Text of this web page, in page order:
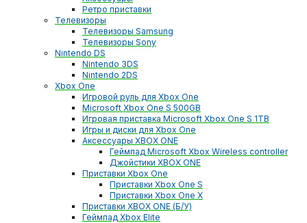
Ретро приставки
Телевизоры
Телевизоры Samsung
Телевизоры Sony
Nintendo DS
Nintendo 3DS
Nintendo 2DS
Xbox One
Игровой руль для Xbox One
Microsoft Xbox One S 500GB
Игровая приставка Microsoft Xbox One S 1TB
Игры и диски для Xbox One
Аксессуары XBOX ONE
Геймпад Microsoft Xbox Wireless controller
Джойстики XBOX ONE
Приставки Xbox One
Приставки Xbox One S
Приставки Xbox One X
Приставки XBOX ONE (Б/У)
Геймпад Xbox Elite